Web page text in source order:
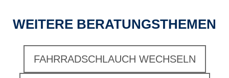
WEITERE BERATUNGSTHEMEN
FAHRRADSCHLAUCH WECHSELN